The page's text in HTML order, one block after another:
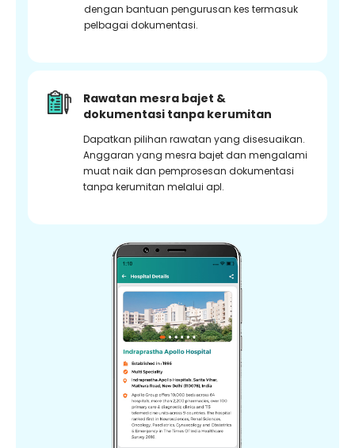
dengan bantuan pengurusan kes termasuk
pelbagai dokumentasi.
Rawatan mesra bajet &
dokumentasi tanpa kerumitan
Dapatkan pilihan rawatan yang disesuaikan.
Anggaran yang mesra bajet dan mengalami
muat naik dan pemprosesan dokumentasi
tanpa kerumitan melalui apl.